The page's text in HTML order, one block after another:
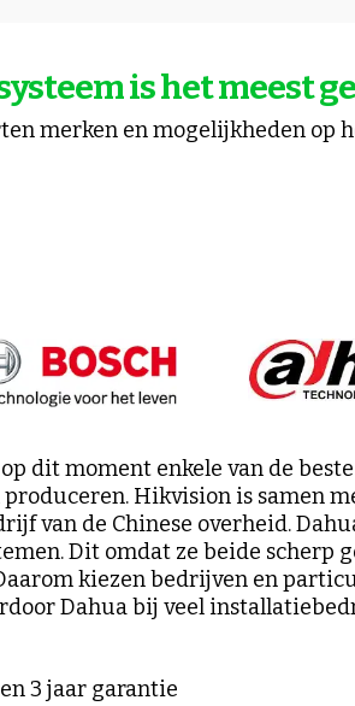
is het meest
merken en mogelijkheden op
dit moment enkele van de
Hikvision is samen
van de Chinese overheid.
Dit omdat ze beide
kiezen bedrijven en
Dahua bij veel
3 jaar garantie